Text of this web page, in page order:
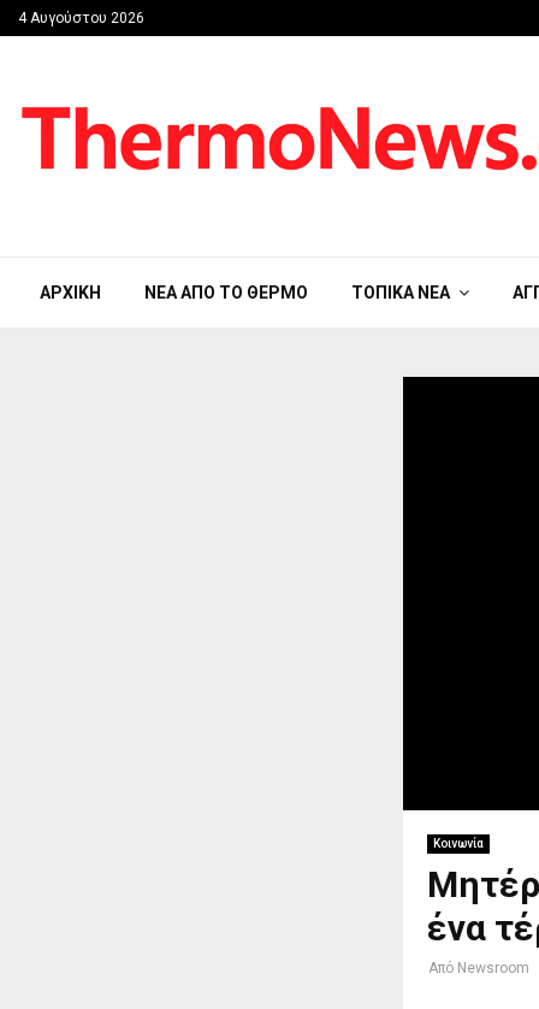
4 Αυγούστου 2026
ΑΡΧΙΚΉ ΝΈΑ ΑΠΟ ΤΟ ΘΈΡΜΟ ΤΟΠΙΚΆ ΝΈΑ
Κοινωνία
ένα
Από Newsroom